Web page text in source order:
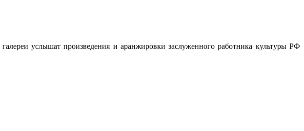
услышат произведения и аранжировки заслуженного работника культуры РФ